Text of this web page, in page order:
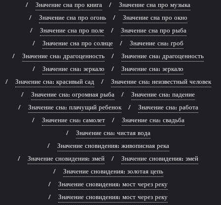
Значение сна про книга
Значение сна про музыка
Значение сна про огонь
Значение сна про окно
Значение сна про поле
Значение сна про рыба
Значение сна про солнце
Значение сна: гроб
Значение сна: драгоценность
Значение сна: драгоценность
Значение сна: зеркало
Значение сна: зеркало
Значение сна: красивый сад
Значение сна: неизвестный человек
Значение сна: огромная рыба
Значение сна: падение
Значение сна: плачущий ребенок
Значение сна: работа
Значение сна: самолет
Значение сна: свадьба
Значение сна: чистая вода
Значение сновидения: живописная река
Значение сновидения: змей
Значение сновидения: змей
Значение сновидения: золотая цепь
Значение сновидения: мост через реку
Значение сновидения: мост через реку